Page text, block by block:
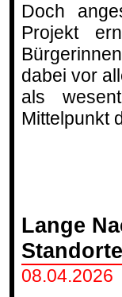
Doch
Projekt
dabei vor
als
Mittelpunkt
Lange
08.04.2026